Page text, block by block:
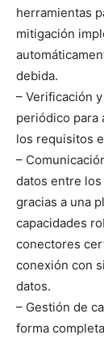
herramientas
mitigación
debida.
– Verificación
periódico para
los requisitos
–
datos entre
gracias a una
capacidades
conectores
conexión con
datos.
– Gestión de
forma